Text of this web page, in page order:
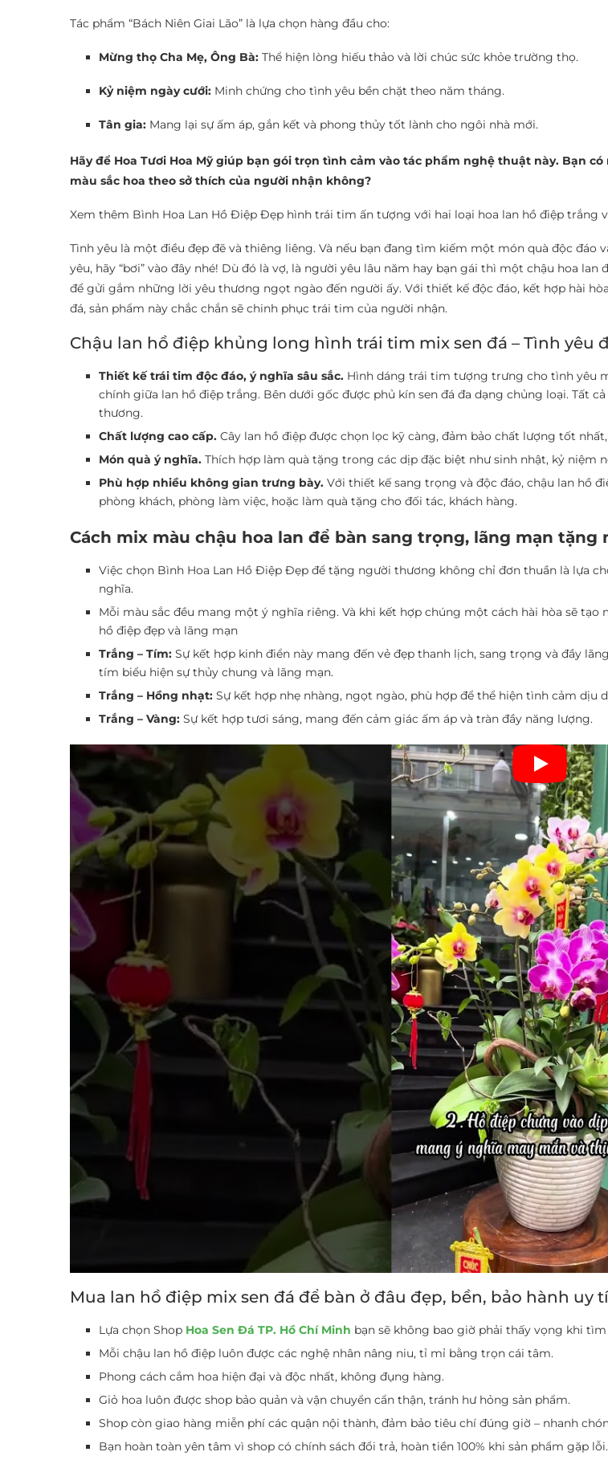
Tác phẩm “Bách Niên Giai Lão” là lựa chọn hàng đầu cho:
Mừng thọ Cha Mẹ, Ông Bà: Thể hiện lòng hiếu thảo và lời chúc sức khỏe trường thọ.
Kỷ niệm ngày cưới: Minh chứng cho tình yêu bền chặt theo năm tháng.
Tân gia: Mang lại sự ấm áp, gắn kết và phong thủy tốt lành cho ngôi nhà mới.
Hãy để Hoa Tươi Hoa Mỹ giúp bạn gói trọn tình cảm vào tác phẩm nghệ thuật này. Bạn
màu sắc hoa theo sở thích của người nhận không?
Xem thêm Bình Hoa Lan Hồ Điệp Đẹp hình trái tim ấn tượng với hai loại hoa lan hồ điệp trắng
Tình yêu là một điều đẹp đẽ và thiêng liêng. Và nếu bạn đang tìm kiếm một món quà độc
yêu, hãy “bơi” vào đây nhé! Dù đó là vợ, là người yêu lâu năm hay bạn gái thì một chậu hoa
để gửi gắm những lời yêu thương ngọt ngào đến người ấy. Với thiết kế độc đáo, kết hợp hài
đá, sản phẩm này chắc chắn sẽ chinh phục trái tim của người nhận.
Chậu lan hồ điệp khủng long hình trái tim mix sen đá – Tình yêu
Thiết kế trái tim độc đáo, ý nghĩa sâu sắc. Hình dáng trái tim tượng trưng cho tình yêu
chính giữa lan hồ điệp trắng. Bên dưới gốc được phủ kín sen đá đa dạng chủng loại. Tất
thương.
Chất lượng cao cấp. Cây lan hồ điệp được chọn lọc kỹ càng, đảm bảo chất lượng tốt
Món quà ý nghĩa. Thích hợp làm quà tặng trong các dịp đặc biệt như sinh nhật, kỷ niệm
Phù hợp nhiều không gian trưng bày. Với thiết kế sang trọng và độc đáo, chậu lan hồ
phòng khách, phòng làm việc, hoặc làm quà tặng cho đối tác, khách hàng.
Cách mix màu chậu hoa lan để bàn sang trọng, lãng mạn tặng
Việc chọn Bình Hoa Lan Hồ Điệp Đẹp để tặng người thương không chỉ đơn thuần là lựa
nghĩa.
Mỗi màu sắc đều mang một ý nghĩa riêng. Và khi kết hợp chúng một cách hài hòa sẽ
hồ điệp đẹp và lãng mạn
Trắng – Tím: Sự kết hợp kinh điển này mang đến vẻ đẹp thanh lịch, sang trọng và đầy
tím biểu hiện sự thủy chung và lãng mạn.
Trắng – Hồng nhạt: Sự kết hợp nhẹ nhàng, ngọt ngào, phù hợp để thể hiện tình cảm dịu
Trắng – Vàng: Sự kết hợp tươi sáng, mang đến cảm giác ấm áp và tràn đầy năng lượng.
Mua lan hồ điệp mix sen đá để bàn ở đâu đẹp, bền, bảo hành uy
Lựa chọn Shop Hoa Sen Đá TP. Hồ Chí Minh bạn sẽ không bao giờ phải thấy vọng khi
Mỗi chậu lan hồ điệp luôn được các nghệ nhân nâng niu, tỉ mỉ bằng trọn cái tâm.
Phong cách cắm hoa hiện đại và độc nhất, không đụng hàng.
Giỏ hoa luôn được shop bảo quản và vận chuyển cẩn thận, tránh hư hỏng sản phẩm.
Shop còn giao hàng miễn phí các quận nội thành, đảm bảo tiêu chí đúng giờ – nhanh
Bạn hoàn toàn yên tâm vì shop có chính sách đổi trả, hoàn tiền 100% khi sản phẩm gặp lỗi.